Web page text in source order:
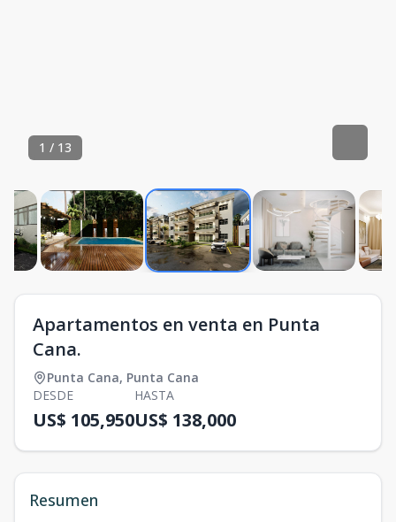
1 / 13
Apartamentos en venta en Punta
Cana.
Punta Cana, Punta Cana
DESDE
US$ 105,950
HASTA
US$ 138,000
Resumen